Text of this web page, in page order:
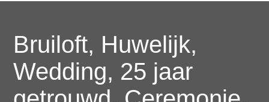
Bruiloft, Huwelijk,
Wedding, 25 jaar